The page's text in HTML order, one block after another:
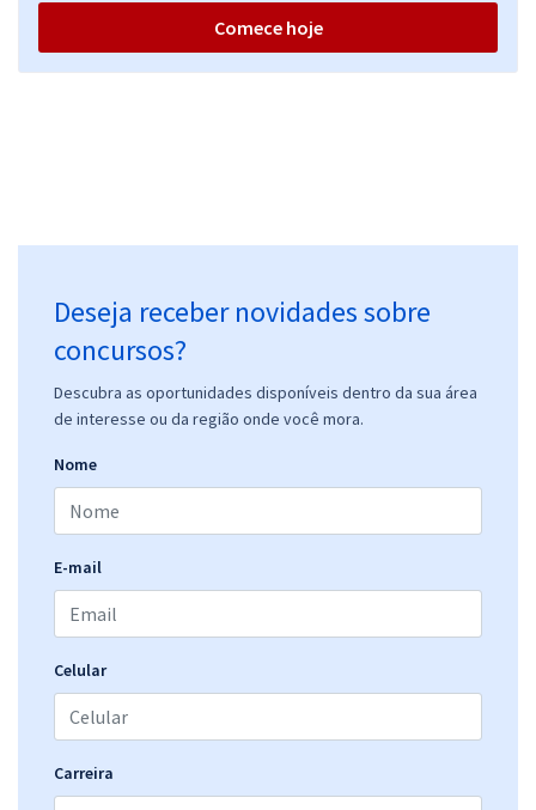
Comece hoje
Deseja receber novidades sobre
concursos?
Descubra as oportunidades disponíveis dentro da sua área
de interesse ou da região onde você mora.
Nome
E-mail
Celular
Carreira